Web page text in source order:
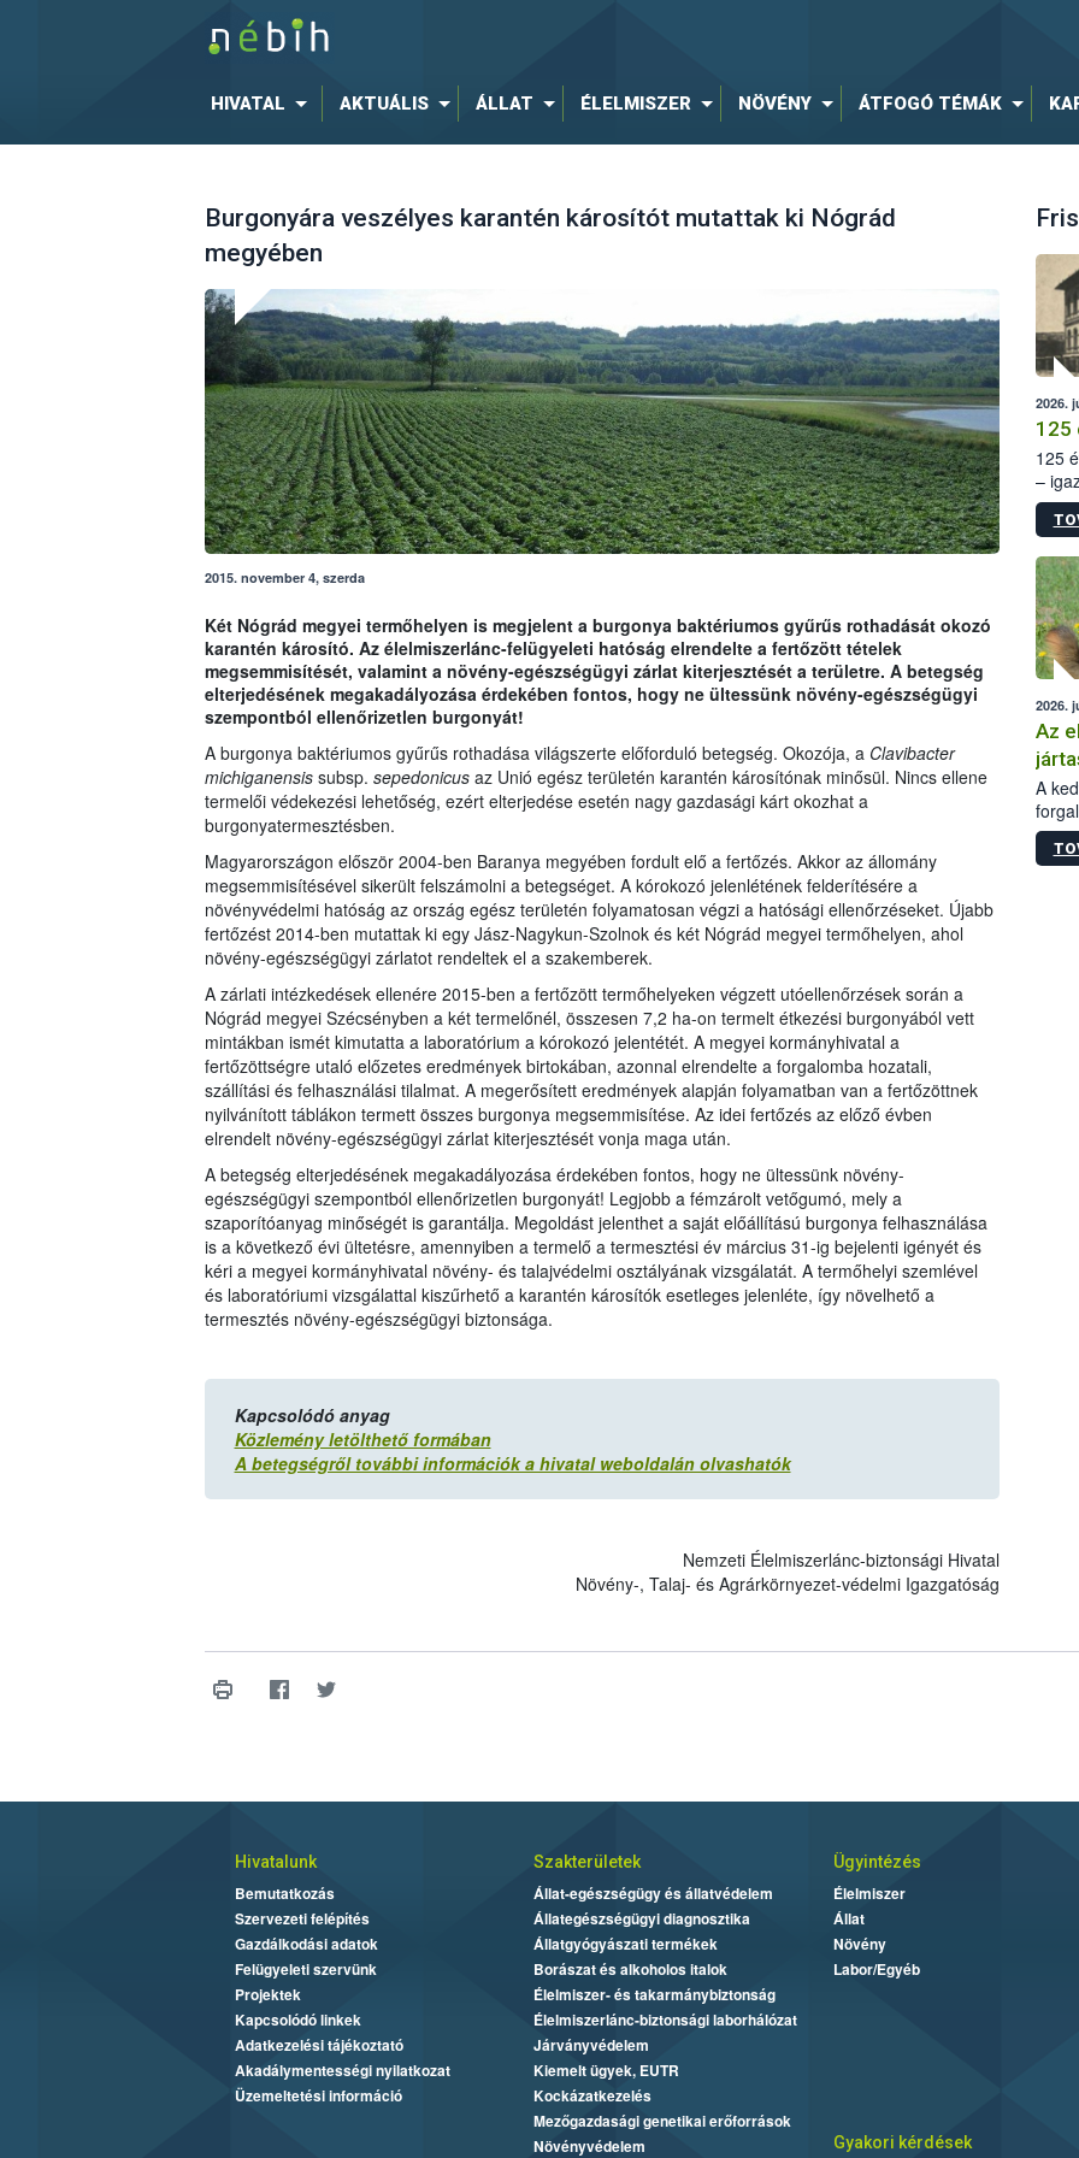
HIVATAL AKTUÁLIS ÁLLAT ÉLELMISZER NÖVÉNY ÁTFOGÓ TÉMÁK
Burgonyára veszélyes karantén károsítót mutattak ki Nógrád
megyében
2015. november 4, szerda
Két Nógrád megyei termőhelyen is megjelent a burgonya baktériumos gyűrűs rothadását okozó
karantén károsító. Az élelmiszerlánc-felügyeleti hatóság elrendelte a fertőzött tételek
megsemmisítését, valamint a növény-egészségügyi zárlat kiterjesztését a területre. A betegség
elterjedésének megakadályozása érdekében fontos, hogy ne ültessünk növény-egészségügyi
szempontból ellenőrizetlen burgonyát!
A burgonya baktériumos gyűrűs rothadása világszerte előforduló betegség. Okozója, a Clavibacter
michiganensissubsp. sepedonicusaz Unió egész területén karantén károsítónak minősül. Nincs ellene
termelői védekezési lehetőség, ezért elterjedése esetén nagy gazdasági kárt okozhat a
burgonyatermesztésben.
Magyarországon először 2004-ben Baranya megyében fordult elő a fertőzés. Akkor az állomány
megsemmisítésével sikerült felszámolni a betegséget. A kórokozó jelenlétének felderítésére a
növényvédelmi hatóság az ország egész területén folyamatosan végzi a hatósági ellenőrzéseket. Újabb
fertőzést 2014-ben mutattak ki egy Jász-Nagykun-Szolnok és két Nógrád megyei termőhelyen, ahol
növény-egészségügyi zárlatot rendeltek el a szakemberek.
A zárlati intézkedések ellenére 2015-ben a fertőzött termőhelyeken végzett utóellenőrzések során a
Nógrád megyei Szécsényben a két termelőnél, összesen 7,2 ha-on termelt étkezési burgonyából vett
mintákban ismét kimutatta a laboratórium a kórokozó jelentétét. A megyei kormányhivatal a
fertőzöttségre utaló előzetes eredmények birtokában, azonnal elrendelte a forgalomba hozatali,
szállítási és felhasználási tilalmat. A megerősített eredmények alapján folyamatban van a fertőzöttnek
nyilvánított táblákon termett összes burgonya megsemmisítése. Az idei fertőzés az előző évben
elrendelt növény-egészségügyi zárlat kiterjesztését vonja maga után.
A betegség elterjedésének megakadályozása érdekében fontos, hogy ne ültessünk növény-
egészségügyi szempontból ellenőrizetlen burgonyát! Legjobb a fémzárolt vetőgumó, mely a
szaporítóanyag minőségét is garantálja. Megoldást jelenthet a saját előállítású burgonya felhasználása
is a következő évi ültetésre, amennyiben a termelő a termesztési év március 31-ig bejelenti igényét és
kéri a megyei kormányhivatal növény- és talajvédelmi osztályának vizsgálatát. A termőhelyi szemlével
és laboratóriumi vizsgálattal kiszűrhető a karantén károsítók esetleges jelenléte, így növelhető a
termesztés növény-egészségügyi biztonsága.
Kapcsolódó anyag
Közlemény letölthető formában
A betegségről további információk a hivatal weboldalán olvashatók
Nemzeti Élelmiszerlánc-biztonsági Hivatal
Növény-, Talaj- és Agrárkörnyezet-védelmi Igazgatóság
2026.
125
125
–
15.
2026.
Az
A
Hivatalunk
Bemutatkozás
Szervezeti felépítés
Gazdálkodási adatok
Felügyeleti szervünk
Projektek
Kapcsolódó linkek
Adatkezelési tájékoztató
Akadálymentességi nyilatkozat
Üzemeltetési információ
Szakterületek
Állat-egészségügy és állatvédelem
Állategészségügyi diagnosztika
Állatgyógyászati termékek
Borászat és alkoholos italok
Élelmiszer- és takarmánybiztonság
Élelmiszerlánc-biztonsági laborhálózat
Járványvédelem
Kiemelt ügyek, EUTR
Kockázatkezelés
Mezőgazdasági genetikai erőforrások
Növényvédelem
Ügyintézés
Élelmiszer
Állat
Növény
Labor/Egyéb
Gyakori kérdések